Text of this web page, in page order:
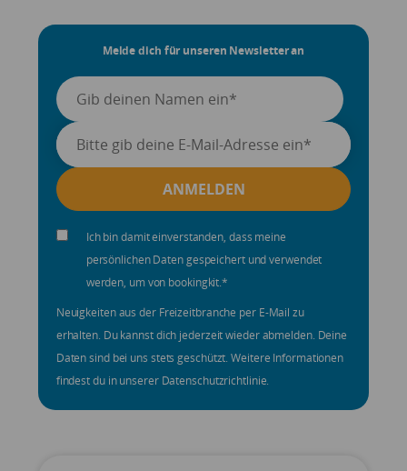
Melde dich für unseren Newsletter an
Ich bin damit einverstanden, dass meine
persönlichen Daten gespeichert und verwendet
werden, um von bookingkit.*
Neuigkeiten aus der Freizeitbranche per E-Mail zu
erhalten. Du kannst dich jederzeit wieder abmelden. Deine
Daten sind bei uns stets geschützt. Weitere Informationen
findest du in unserer Datenschutzrichtlinie.